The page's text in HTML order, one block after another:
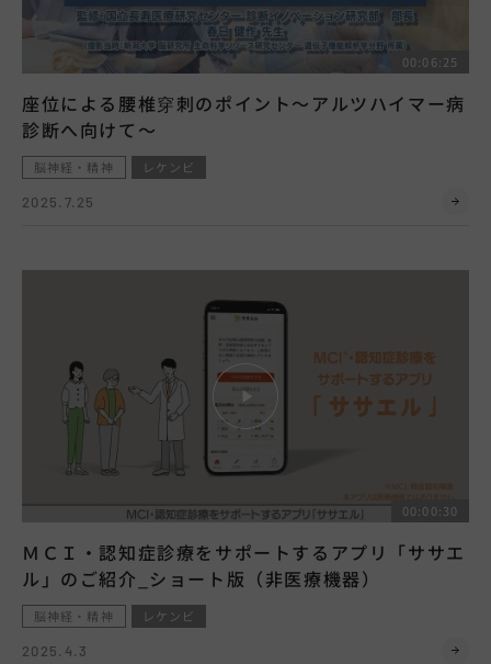
00:06:25
座位による腰椎穿刺のポイント～アルツハイマー病
診断へ向けて～
脳神経・精神
レケンビ
2025.7.25
00:00:30
ＭＣＩ・認知症診療をサポートするアプリ「ササエ
ル」のご紹介_ショート版（非医療機器）
脳神経・精神
レケンビ
2025.4.3